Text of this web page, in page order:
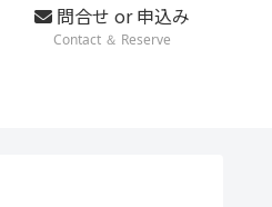
問合せ or 申込み
Contact ＆ Reserve